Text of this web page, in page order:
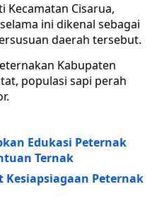
Kecamatan Cisarua,
ini dikenal sebagai
daerah tersebut.
Kabupaten
populasi sapi perah
Edukasi Peternak
Ternak
Peternak